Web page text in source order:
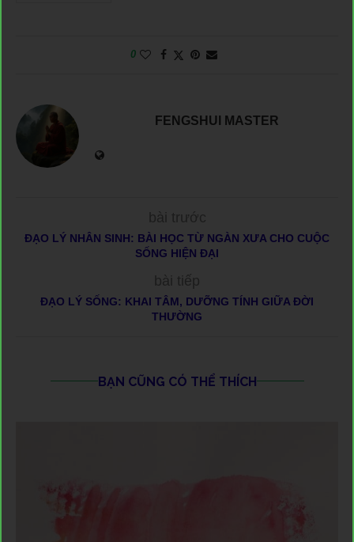
0
FENGSHUI MASTER
bài trước
ĐẠO LÝ NHÂN SINH: BÀI HỌC TỪ NGÀN XƯA CHO CUỘC
SỐNG HIỆN ĐẠI
bài tiếp
ĐẠO LÝ SỐNG: KHAI TÂM, DƯỠNG TÍNH GIỮA ĐỜI
THƯỜNG
BẠN CŨNG CÓ THỂ THÍCH